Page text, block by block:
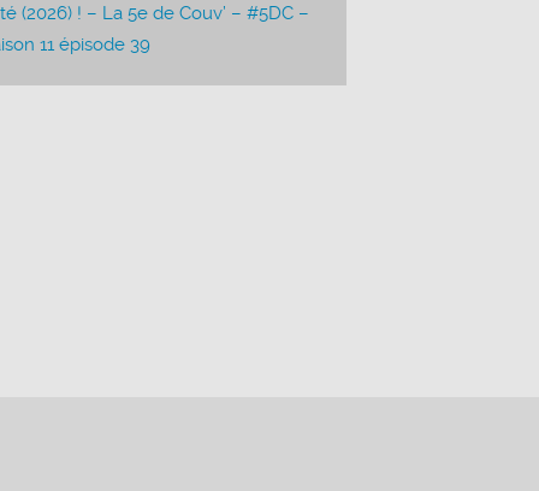
(2026) ! – La 5e de Couv’ – #5DC –
11 épisode 39